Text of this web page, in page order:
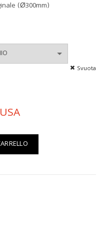
prezzo:
da
€ 482,79
(Ø300mm)
Svuota
'06>PER DISCO Ø ORIGINALE,